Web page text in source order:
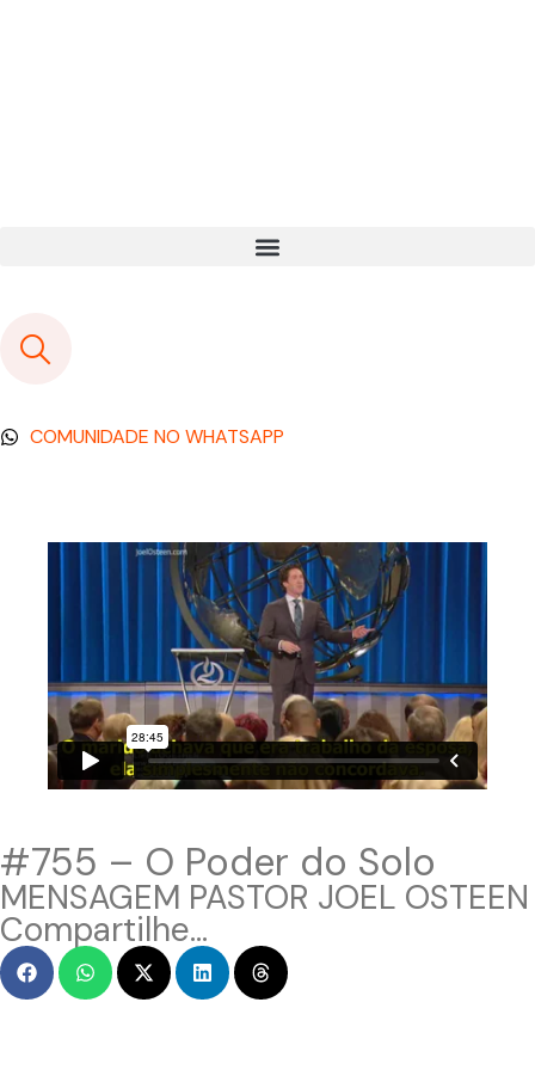
COMUNIDADE NO WHATSAPP
#755 – O Poder do Solo
MENSAGEM PASTOR JOEL OSTEEN
Compartilhe...